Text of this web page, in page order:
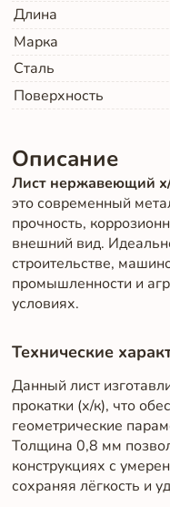
Длина
Марка
Сталь
Поверхность
Описание
Лист нержавеющий
это современный
прочность,
внешний вид.
строительстве,
промышленности и
условиях.
Технические
Данный лист
прокатки (х/к), что
геометрические
Толщина 0,8 мм
конструкциях с
сохраняя лёгкость и